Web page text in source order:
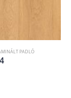
PADLÓ